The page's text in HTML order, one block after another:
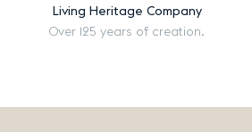
Living Heritage Company
Over 125 years of creation.